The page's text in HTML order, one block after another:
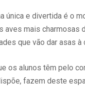
única e divertida é o
aves mais
que vão dar asas
os alunos têm pelo
fazem deste